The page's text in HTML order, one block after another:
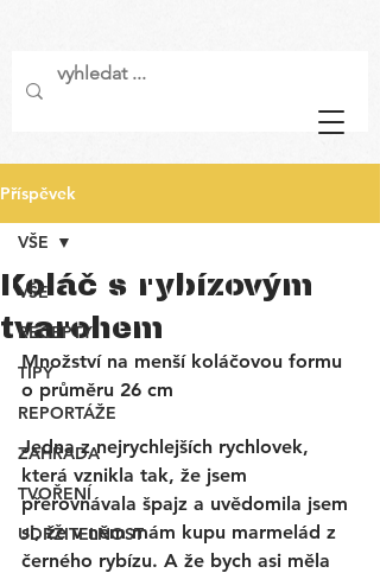
Příspěvek
VŠE
RECEPTY
TIPY
REPORTÁŽE
ZAHRADA
TVOŘENÍ
UDRŽITELNOST
VŠE
Koláč s rybízovým
tvarohem
Množství na menší koláčovou formu
o průměru 26 cm
Jedna z nejrychlejších rychlovek,
která vznikla tak, že jsem
přerovnávala špajz a uvědomila jsem
si, že v něm mám kupu marmelád z
černého rybízu. A že bych asi měla